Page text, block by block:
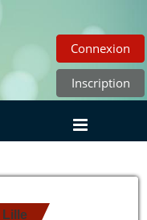
Connexion
Inscription
Lille